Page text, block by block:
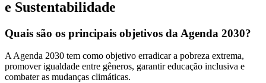
e Sustentabilidade
Quais são os principais objetivos da Agenda 2030?
A Agenda 2030 tem como objetivo erradicar a pobreza extrema,
promover igualdade entre gêneros, garantir educação inclusiva e
combater as mudanças climáticas.